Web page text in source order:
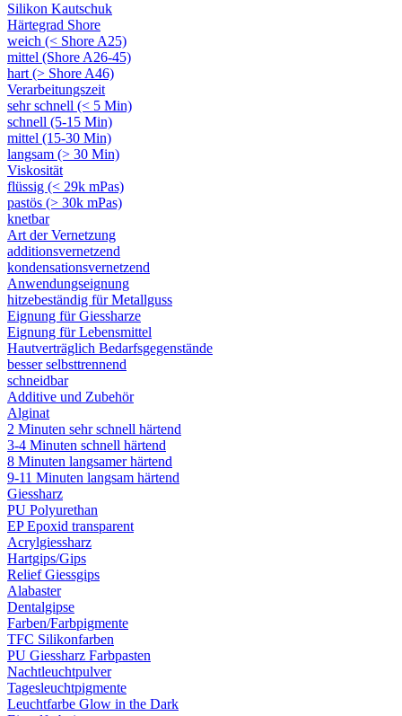
Silikon Kautschuk
Härtegrad Shore
weich (< Shore A25)
mittel (Shore A26-45)
hart (> Shore A46)
Verarbeitungszeit
sehr schnell (< 5 Min)
schnell (5-15 Min)
mittel (15-30 Min)
langsam (> 30 Min)
Viskosität
flüssig (< 29k mPas)
pastös (> 30k mPas)
knetbar
Art der Vernetzung
additionsvernetzend
kondensationsvernetzend
Anwendungseignung
hitzebeständig für Metallguss
Eignung für Giessharze
Eignung für Lebensmittel
Hautverträglich Bedarfsgegenstände
besser selbsttrennend
schneidbar
Additive und Zubehör
Alginat
2 Minuten sehr schnell härtend
3-4 Minuten schnell härtend
8 Minuten langsamer härtend
9-11 Minuten langsam härtend
Giessharz
PU Polyurethan
EP Epoxid transparent
Acrylgiessharz
Hartgips/Gips
Relief Giessgips
Alabaster
Dentalgipse
Farben/Farbpigmente
TFC Silikonfarben
PU Giessharz Farbpasten
Nachtleuchtpulver
Tagesleuchtpigmente
Leuchtfarbe Glow in the Dark